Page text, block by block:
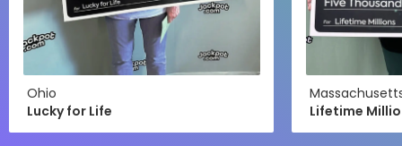
Ohio
Lucky for Life
Lifetime